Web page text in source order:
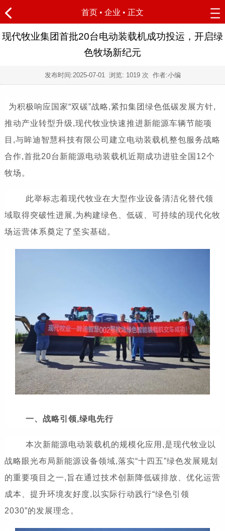
首页 • 企业 • 正文
现代牧业集团首批20台电动装载机成功投运，开启绿
色牧场新纪元
发布时间:2025-07-01 浏览: 1019 次 作者:小编
为积极响应国家“双碳”战略,紧扣集团绿色低碳发展方针,
推动产业转型升级,现代牧业快速推进新能源车辆节能项
目,与眸迪智慧科技有限公司建立电动装载机整包服务战略
合作,首批20台新能源电动装载机近期成功进驻全国12个
牧场。
此举标志着现代牧业在大型作业设备清洁化替代领
域取得突破性进展,为构建绿色、低碳、可持续的现代化牧
场运营体系奠定了坚实基础。
一、战略引领,绿电先行
本次新能源电动装载机的规模化应用,是现代牧业以
战略眼光布局新能源设备领域,落实“十四五”绿色发展规划
的重要项目之一,旨在通过技术创新降低碳排放、优化运营
成本、提升环境友好度,以实际行动践行“绿色引领
2030”的发展理念。